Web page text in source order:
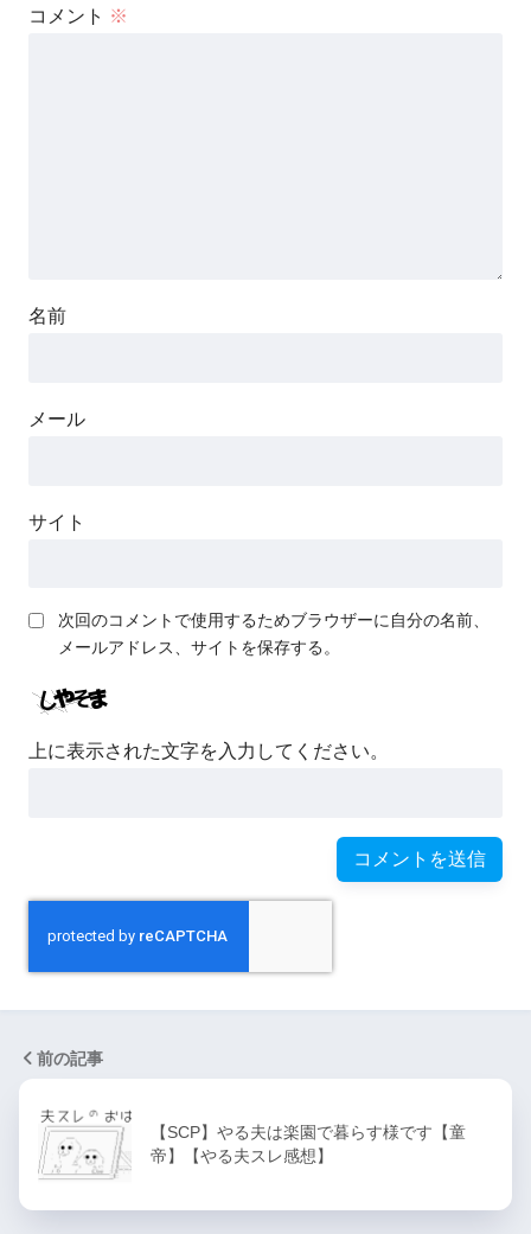
コメント ※
名前
メール
サイト
次回のコメントで使用するためブラウザーに自分の名前、
メールアドレス、サイトを保存する。
上に表示された文字を入力してください。
前の記事
【SCP】やる夫は楽園で暮らす様です【童
帝】【やる夫スレ感想】